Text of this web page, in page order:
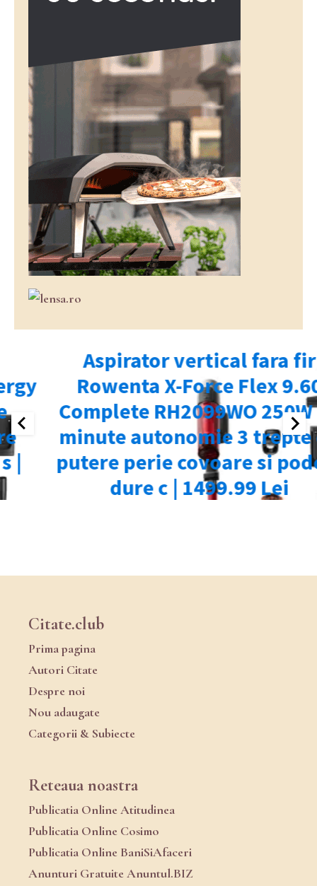
Citate.club
Prima pagina
Autori Citate
Despre noi
Nou adaugate
Categorii & Subiecte
Reteaua noastra
Publicatia Online Atitudinea
Publicatia Online Cosimo
Publicatia Online BaniSiAfaceri
Anunturi Gratuite Anuntul.BIZ